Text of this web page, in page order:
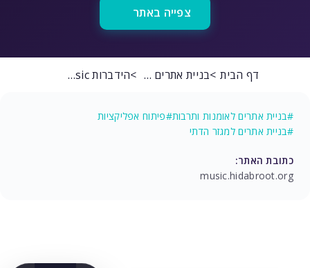
צפייה באתר
דף הבית בניית אתרים לאומנות ותרבות הידברות Music
#בניית אתרים לאומנות ותרבות#פיתוח אפליקציות
#בניית אתרים למגזר הדתי
כתובת האתר:
music.hidabroot.org